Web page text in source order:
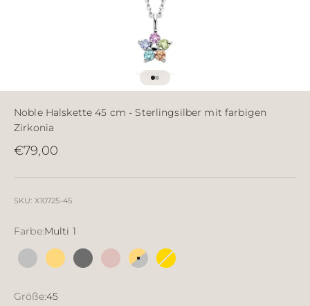
Gehe zu Element 1
Gehe zu Element 2
Noble Halskette 45 cm - Sterlingsilber mit farbigen
Zirkonia
Angebot
€79,00
SKU: X10725-45
Farbe:Multi 1
Silber18 Karat vergoldetes Silber
Sterlingsilber rutheniert
18 Karat rosévergoldet
Multi 1Multi 2
Größe:45